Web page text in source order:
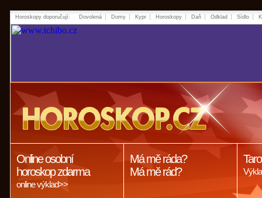
Horoskopy doporučují: Dovolená Domy Kypr Horoskopy Daň Odklad Sídlo
Online osobní
horoskop zdarma
online výklad>>
Má mě ráda?
Má mě rád?